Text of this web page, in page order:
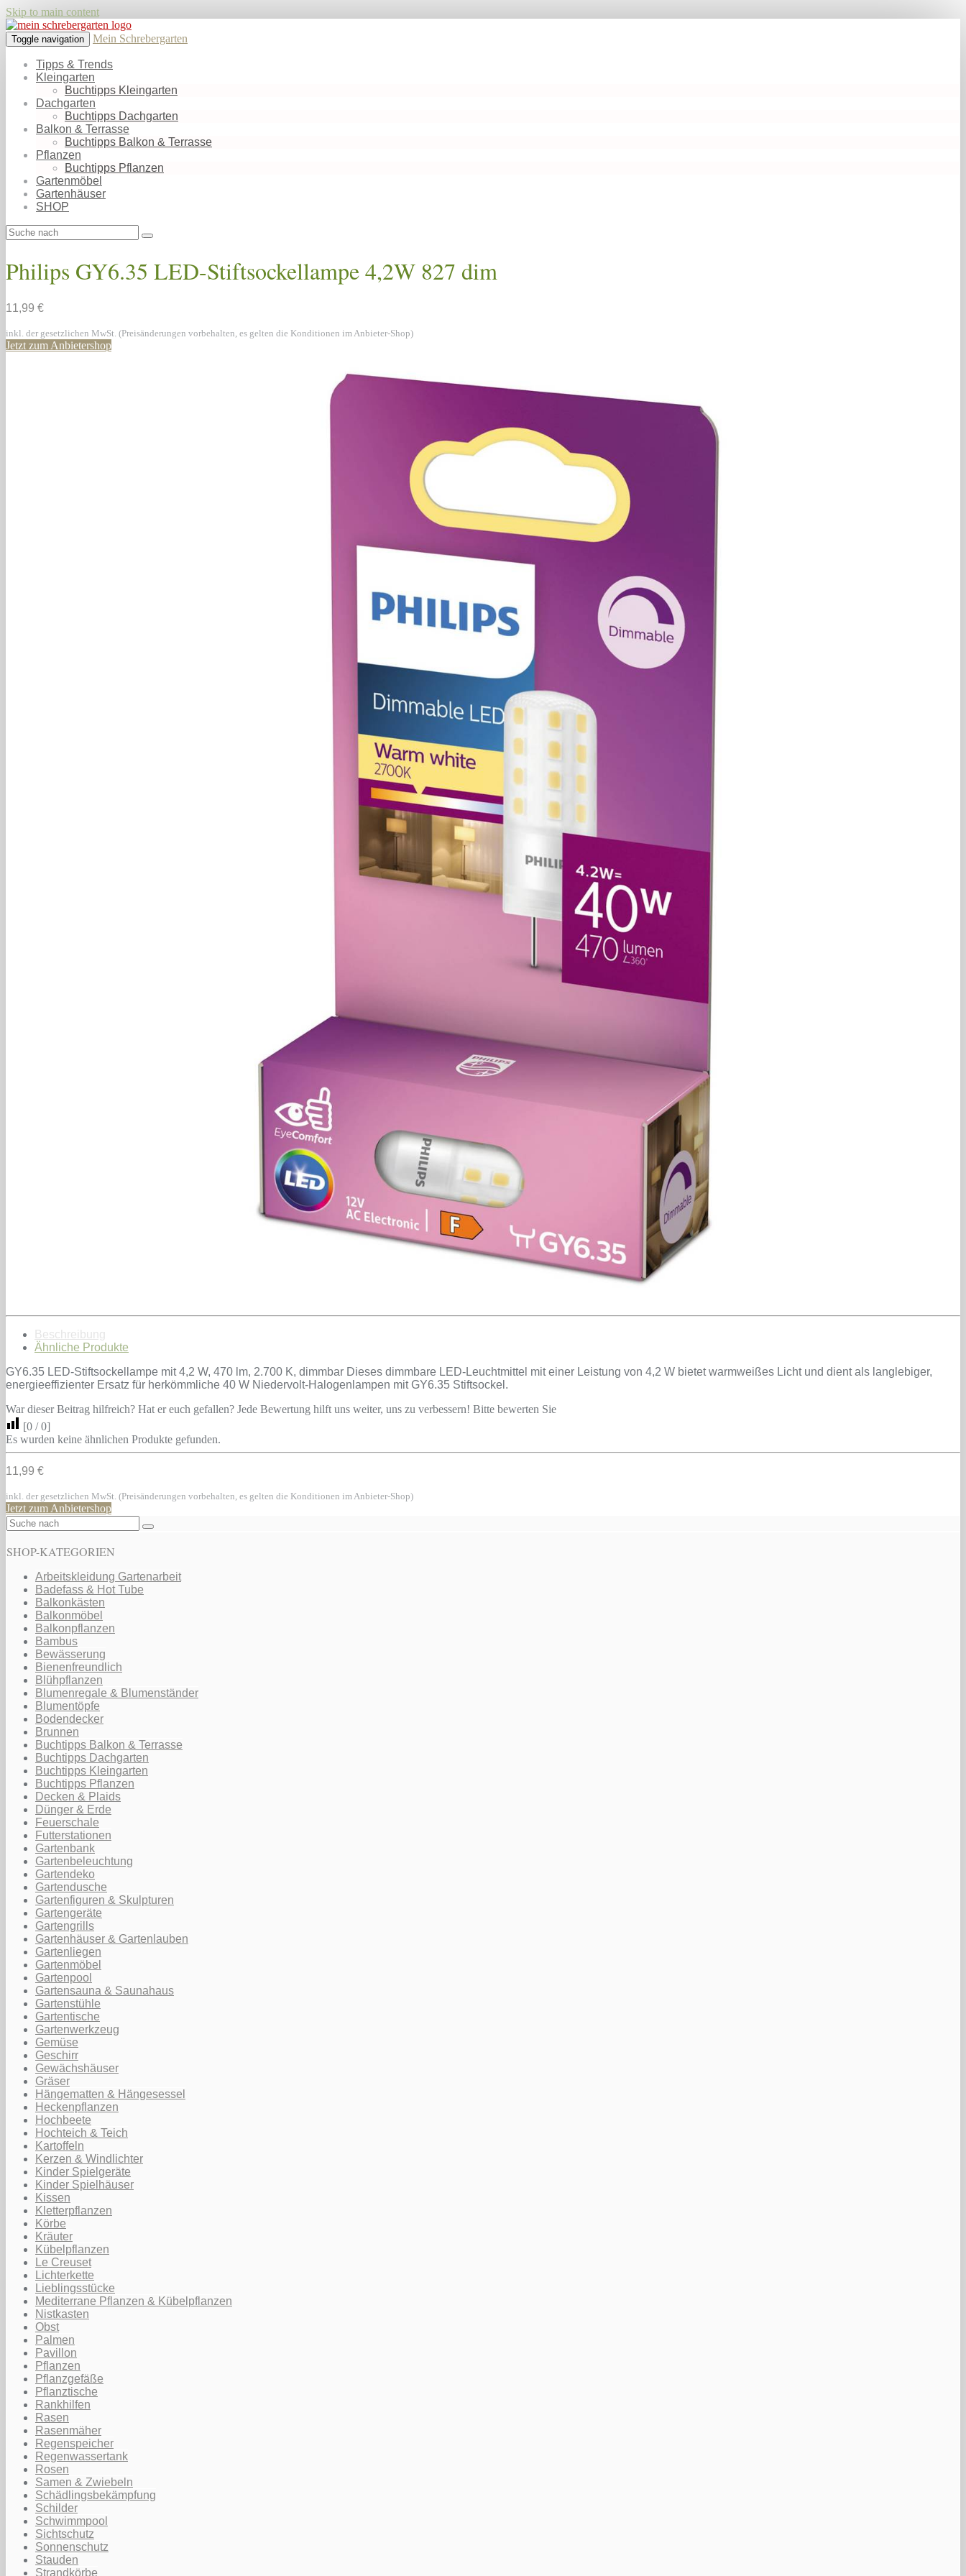
Skip to main content
Toggle navigation Mein Schrebergarten
Tipps & Trends
Kleingarten
Buchtipps Kleingarten
Dachgarten
Buchtipps Dachgarten
Balkon & Terrasse
Buchtipps Balkon & Terrasse
Pflanzen
Buchtipps Pflanzen
Gartenmöbel
Gartenhäuser
SHOP
Philips GY6.35 LED-Stiftsockellampe 4,2W 827 dim
11,99 €
inkl. der gesetzlichen MwSt. (Preisänderungen vorbehalten, es gelten die Konditionen im Anbieter-Shop)
Jetzt zum Anbietershop
Beschreibung
Ähnliche Produkte
GY6.35 LED-Stiftsockellampe mit 4,2 W, 470 lm, 2.700 K, dimmbar Dieses dimmbare LED-Leuchtmittel mit einer Leistung von 4,2 W bietet warmweißes Licht und dient als langlebiger,
energieeffizienter Ersatz für herkömmliche 40 W Niedervolt-Halogenlampen mit GY6.35 Stiftsockel.
War dieser Beitrag hilfreich? Hat er euch gefallen? Jede Bewertung hilft uns weiter, uns zu verbessern! Bitte bewerten Sie
[0 /0]
Es wurden keine ähnlichen Produkte gefunden.
11,99 €
inkl. der gesetzlichen MwSt. (Preisänderungen vorbehalten, es gelten die Konditionen im Anbieter-Shop)
Jetzt zum Anbietershop
SHOP-KATEGORIEN
Arbeitskleidung Gartenarbeit
Badefass & Hot Tube
Balkonkästen
Balkonmöbel
Balkonpflanzen
Bambus
Bewässerung
Bienenfreundlich
Blühpflanzen
Blumenregale & Blumenständer
Blumentöpfe
Bodendecker
Brunnen
Buchtipps Balkon & Terrasse
Buchtipps Dachgarten
Buchtipps Kleingarten
Buchtipps Pflanzen
Decken & Plaids
Dünger & Erde
Feuerschale
Futterstationen
Gartenbank
Gartenbeleuchtung
Gartendeko
Gartendusche
Gartenfiguren & Skulpturen
Gartengeräte
Gartengrills
Gartenhäuser & Gartenlauben
Gartenliegen
Gartenmöbel
Gartenpool
Gartensauna & Saunahaus
Gartenstühle
Gartentische
Gartenwerkzeug
Gemüse
Geschirr
Gewächshäuser
Gräser
Hängematten & Hängesessel
Heckenpflanzen
Hochbeete
Hochteich & Teich
Kartoffeln
Kerzen & Windlichter
Kinder Spielgeräte
Kinder Spielhäuser
Kissen
Kletterpflanzen
Körbe
Kräuter
Kübelpflanzen
Le Creuset
Lichterkette
Lieblingsstücke
Mediterrane Pflanzen & Kübelpflanzen
Nistkasten
Obst
Palmen
Pavillon
Pflanzen
Pflanzgefäße
Pflanztische
Rankhilfen
Rasen
Rasenmäher
Regenspeicher
Regenwassertank
Rosen
Samen & Zwiebeln
Schädlingsbekämpfung
Schilder
Schwimmpool
Sichtschutz
Sonnenschutz
Stauden
Strandkörbe